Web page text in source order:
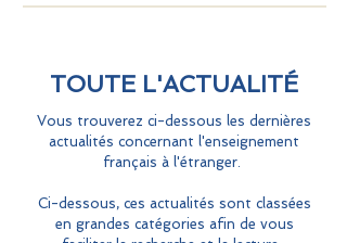
TOUTE L'ACTUALITÉ
Vous trouverez ci-dessous les dernières
actualités concernant l'enseignement
français à l'étranger.
Ci-dessous, ces actualités sont classées
en grandes catégories afin de vous